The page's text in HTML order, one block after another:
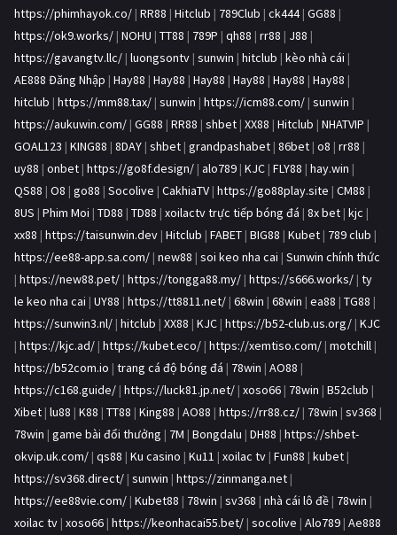
https://phimhayok.co/ | RR88 | Hitclub | 789Club | ck444| GG88 |
https://ok9.works/ | NOHU | TT88 | 789P | qh88 | rr88 | J88 |
https://gavangtv.llc/ | luongsontv | sunwin | hitclub | kèo nhà cái |
AE888 Đăng Nhập | Hay88 | Hay88 | Hay88 | Hay88 | Hay88 | Hay88 |
hitclub | https://mm88.tax/ | sunwin | https://icm88.com/ | sunwin |
https://aukuwin.com/ | GG88 | RR88 | shbet | XX88 | Hitclub | NHATVIP |
GOAL123 | KING88 | 8DAY | shbet | grandpashabet | 86bet | o8 | rr88 |
uy88 | onbet | https://go8f.design/ | alo789 | KJC | FLY88 | hay.win |
QS88 | O8 | go88 | Socolive | CakhiaTV | https://go88play.site | CM88 |
8US | Phim Moi | TD88 | TD88 | xoilactv trực tiếp bóng đá | 8x bet | kjc |
xx88 | https://taisunwin.dev | Hitclub | FABET | BIG88 | Kubet | 789 club |
https://ee88-app.sa.com/ | new88 | soi keo nha cai | Sunwin chính thức
| https://new88.pet/ | https://tongga88.my/ | https://s666.works/ | ty
le keo nha cai | UY88 | https://tt8811.net/ | 68win | 68win | ea88 | TG88 |
https://sunwin3.nl/ | hitclub | XX88 | KJC | https://b52-club.us.org/ | KJC
| https://kjc.ad/ | https://kubet.eco/ | https://xemtiso.com/ | motchill |
https://b52com.io | trang cá độ bóng đá | 78win | AO88 |
https://c168.guide/ | https://luck81.jp.net/ | xoso66 | 78win | B52club |
Xibet | lu88 | K88 | TT88 | King88 | AO88 | https://rr88.cz/ | 78win | sv368 |
78win | game bài đổi thưởng | 7M | Bongdalu | DH88 | https://shbet-
okvip.uk.com/ | qs88 | Ku casino | Ku11 | xoilac tv | Fun88 | kubet |
https://sv368.direct/ | sunwin | https://zinmanga.net |
https://ee88vie.com/ | Kubet88 | 78win | sv368 | nhà cái lô đề | 78win |
xoilac tv | xoso66 | https://keonhacai55.bet/ | socolive | Alo789 | Ae888